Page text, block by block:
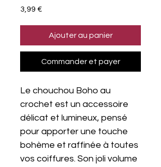
3,99 €
Ajouter au panier
Commander et payer
Le chouchou Boho au
crochet est un accessoire
délicat et lumineux, pensé
pour apporter une touche
bohème et raffinée à toutes
vos coiffures. Son joli volume